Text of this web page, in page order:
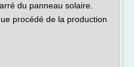
du panneau solaire.
procédé de la production